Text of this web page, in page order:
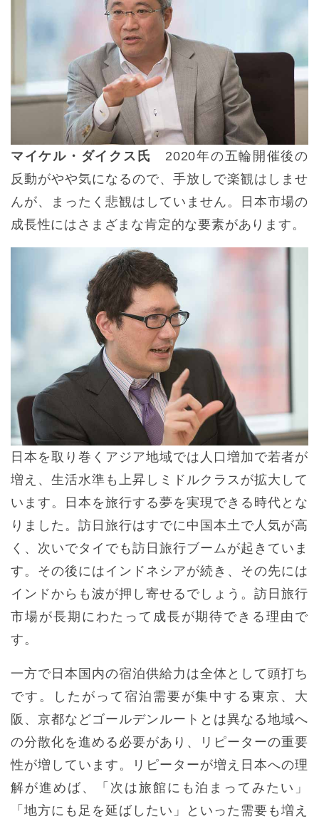
マイケル・ダイクス氏
2020年の五輪開催後の
反動がやや気になるので、手放しで楽観はしませ
んが、まったく悲観はしていません。日本市場の
成長性にはさまざまな肯定的な要素があります。
日本を取り巻くアジア地域では人口増加で若者が
増え、生活水準も上昇しミドルクラスが拡大して
います。日本を旅行する夢を実現できる時代とな
りました。訪日旅行はすでに中国本土で人気が高
く、次いでタイでも訪日旅行ブームが起きていま
す。その後にはインドネシアが続き、その先には
インドからも波が押し寄せるでしょう。訪日旅行
市場が長期にわたって成長が期待できる理由で
す。
一方で日本国内の宿泊供給力は全体として頭打ち
です。したがって宿泊需要が集中する東京、大
阪、京都などゴールデンルートとは異なる地域へ
の分散化を進める必要があり、リピーターの重要
性が増しています。リピーターが増え日本への理
解が進めば、「次は旅館にも泊まってみたい」
「地方にも足を延ばしたい」といった需要も増え